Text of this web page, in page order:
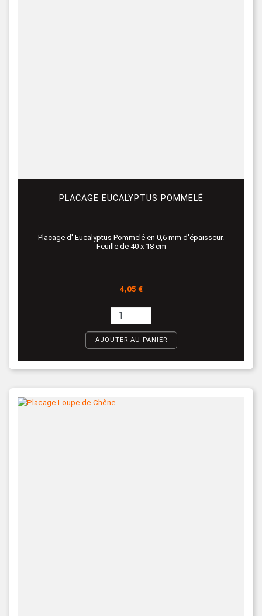
PLACAGE EUCALYPTUS POMMELÉ
Placage d' Eucalyptus Pommelé en 0,6 mm d'épaisseur.
Feuille de 40 x 18 cm
Prix
4,05 €
AJOUTER AU PANIER